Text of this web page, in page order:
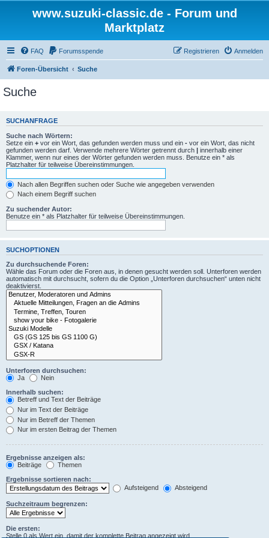
www.suzuki-classic.de - Forum und
Marktplatz
FAQ Forumsspende Anmelden
Registrieren
Foren-Übersicht Suche
Suche
SUCHANFRAGE
Suche nach Wörtern:
Setze ein + vor ein Wort, das gefunden werden muss und ein - vor ein Wort, das nicht
gefunden werden darf. Verwende mehrere Wörter getrennt durch | innerhalb einer
Klammer, wenn nur eines der Wörter gefunden werden muss. Benutze ein * als
Platzhalter für teilweise Übereinstimmungen.
Nach allen Begriffen suchen oder Suche wie angegeben verwenden
Nach einem Begriff suchen
Zu suchender Autor:
Benutze ein * als Platzhalter für teilweise Übereinstimmungen.
SUCHOPTIONEN
Zu durchsuchende Foren:
Wähle das Forum oder die Foren aus, in denen gesucht werden soll. Unterforen werden
automatisch mit durchsucht, sofern du die Option „Unterforen durchsuchen“ unten nicht
deaktivierst.
Unterforen durchsuchen:
Ja
Nein
Innerhalb suchen:
Betreff und Text der Beiträge
Nur im Text der Beiträge
Nur im Betreff der Themen
Nur im ersten Beitrag der Themen
Ergebnisse anzeigen als:
Beiträge
Themen
Ergebnisse sortieren nach:
Aufsteigend
Absteigend
Suchzeitraum begrenzen:
Die ersten:
Stelle 0 als Wert ein, damit der komplette Beitrag angezeigt wird.